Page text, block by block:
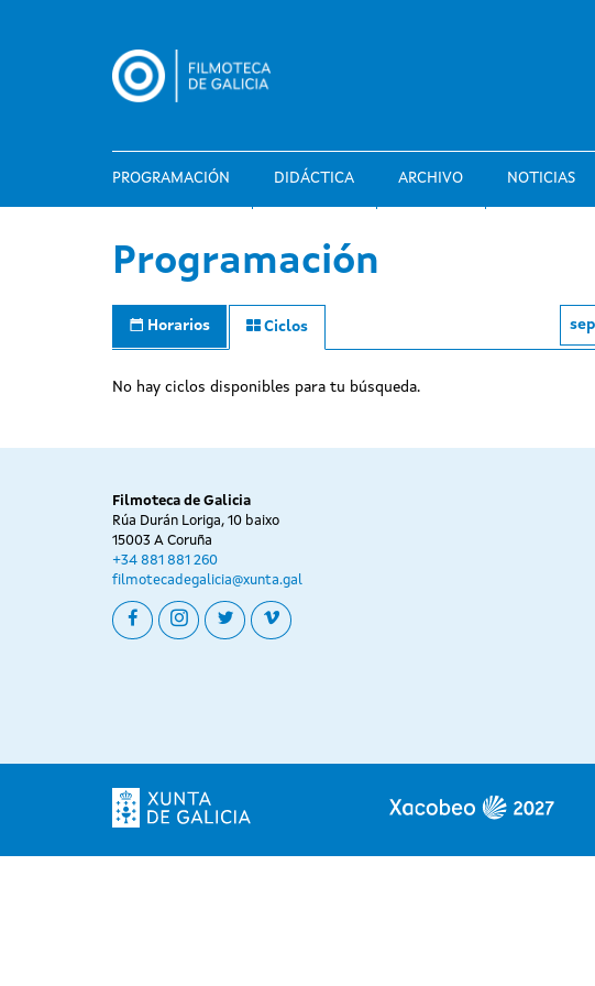
PROGRAMACIÓN DIDÁCTICA ARCHIVO NOTICIAS
Programación
Horarios Ciclos
No hay ciclos disponibles para tu búsqueda.
Filmoteca de Galicia
Rúa Durán Loriga, 10 baixo
15003 A Coruña
+34 881 881 260
filmotecadegalicia@xunta.gal
facebookinstagram
twittervimeo